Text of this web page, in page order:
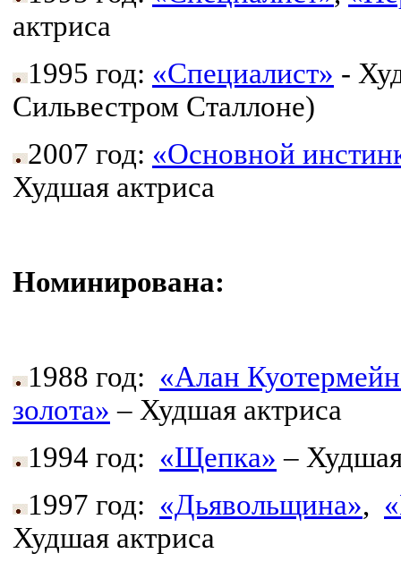
актриса
1995 год: «Специалист» -
Сильвестром Сталлоне)
2007 год: «Основной
Худшая актриса
Номинирована:
1988 год: «Алан
золота» – Худшая актриса
1994 год: «Щепка» –
1997 год: «Дьявольщина»,
Худшая актриса